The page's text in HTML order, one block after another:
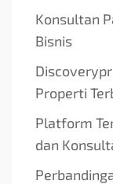
Konsultan
Bisnis
Properti
Platform
dan